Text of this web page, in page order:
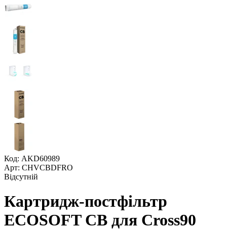
Код: AKD60989
Арт: CHVCBDFRO
Відсутній
Картридж-постфільтр
ECOSOFT CB для Cross90